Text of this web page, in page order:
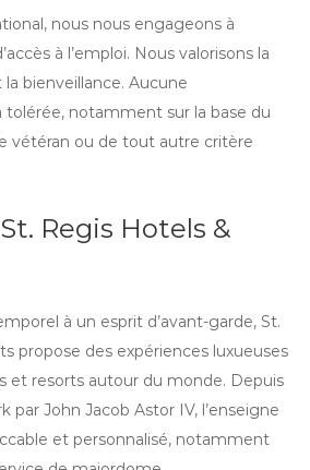
nous nous engageons à
à l’emploi. Nous valorisons la
la bienveillance. Aucune
tolérée, notamment sur la base du
vétéran ou de tout autre critère
Regis Hotels &
à un esprit d’avant-garde, St.
propose des expériences luxueuses
et resorts autour du monde. Depuis
par John Jacob Astor IV, l’enseigne
et personnalisé, notamment